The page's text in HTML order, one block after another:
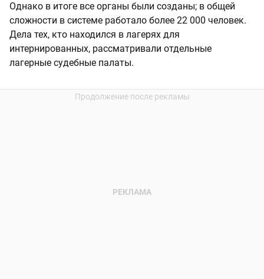
Однако в итоге все органы были созданы; в общей
сложности в системе работало более 22 000 человек.
Дела тех, кто находился в лагерях для
интернированных, рассматривали отдельные
лагерные судебные палаты.